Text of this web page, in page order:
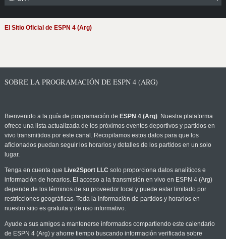
El Sitio Oficial de ESPN 4 (Arg)
SOBRE LA PROGRAMACIÓN DE ESPN 4 (ARG)
Bienvenido a la guía de programación de ESPN 4 (Arg). Nuestra plataforma
ofrece una lista actualizada de los próximos eventos deportivos y partidos en
vivo transmitidos por este canal. Recopilamos estos datos para que los
aficionados puedan seguir los horarios y detalles de los partidos en un solo
lugar.
Tenga en cuenta que Live2Sport LLC solo proporciona datos analíticos e
información de horarios. El acceso a la transmisión en vivo en ESPN 4 (Arg)
depende de los términos de su proveedor local y puede estar limitado por
restricciones geográficas. Toda la información de partidos y horarios en
nuestro sitio es gratuita y de uso informativo.
Ayude a sus amigos a mantenerse informados compartiendo este calendario
de ESPN 4 (Arg) y ahorre tiempo buscando información verificada sobre